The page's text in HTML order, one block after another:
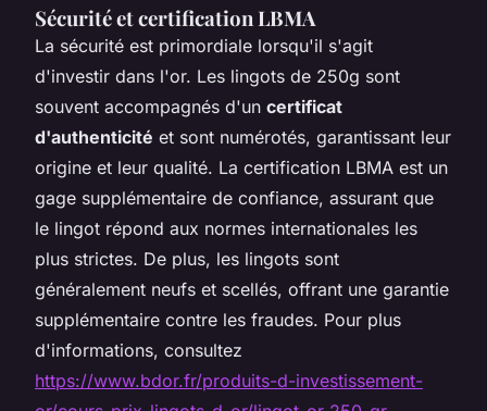
Sécurité et certification LBMA
La sécurité est primordiale lorsqu'il s'agit
d'investir dans l'or. Les lingots de 250g sont
souvent accompagnés d'un certificat
d'authenticité et sont numérotés, garantissant leur
origine et leur qualité. La certification LBMA est un
gage supplémentaire de confiance, assurant que
le lingot répond aux normes internationales les
plus strictes. De plus, les lingots sont
généralement neufs et scellés, offrant une garantie
supplémentaire contre les fraudes. Pour plus
d'informations, consultez
https://www.bdor.fr/produits-d-investissement-